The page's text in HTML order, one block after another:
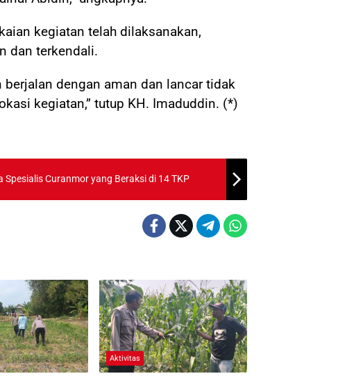
kegiatan telah dilaksanakan,
dan terkendali.
dengan aman dan lancar tidak
kegiatan,” tutup KH. Imaduddin. (*)
Curanmor yang Beraksi di 14 TKP
Aktivitas